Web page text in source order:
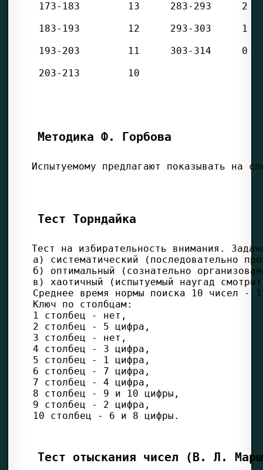
173-183
13 283-293
2
183-193
12 293-303
1
193-203
11 303-314
0
203-213
10
Методика Ф. Горбова
Тест Торндайка
Тест отыскания чисел (В. Л.